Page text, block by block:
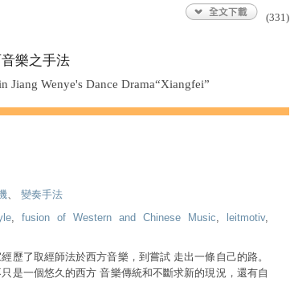
(331)
樂之手法
Jiang Wenye's Dance Drama“Xiangfei”
、 變奏手法
, fusion of Western and Chinese Music, leitmotiv,
歷了取經師法於西方音樂，到嘗試 走出一條自己的路。
是一個悠久的西方 音樂傳統和不斷求新的現況，還有自